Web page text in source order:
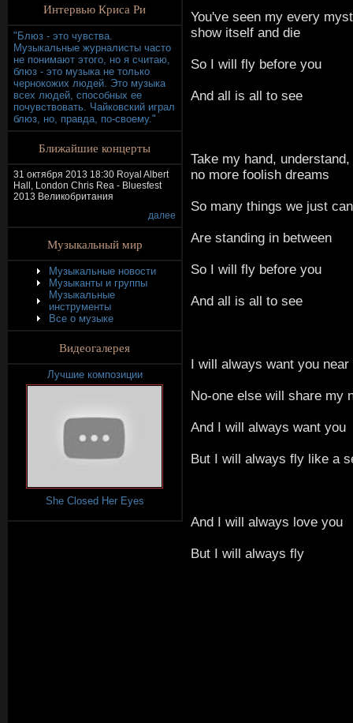
Интервью Криса Ри
"Блюз - это чувства.
Музыкальные журналисты часто
не понимают этого, но я считаю,
блюз - это музыка не только
чернокожих людей. Это музыка
всех людей, способных ее
почувствовать. Чайковский играл
блюз, но, правда, по-своему."
Ближайшие концерты
31 октября 2013 18:30 Royal Albert
Hall, London Chris Rea - Bluesfest
2013 Великобритания
далее
Музыкальный мир
Музыкальные новости
Музыканты и группы
Музыкальные
инструменты
Все о музыке
Видеогалерея
Лучшие композиции
She Closed Her Eyes
You've seen my every
show itself and die
So I will fly before you
And all is all to see
Take my hand,
no more foolish dreams
So many things we just
Are standing in between
So I will fly before you
And all is all to see
I will always want you
No-one else will share my
And I will always want you
But I will always fly like a
And I will always love you
But I will always fly